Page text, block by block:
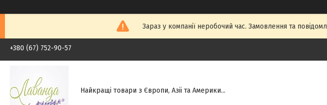
Зараз у компанії неробочий час. Замовлення та
+380 (67) 752-90-57
Найкращі товари з Європи, Азіі та Америки...